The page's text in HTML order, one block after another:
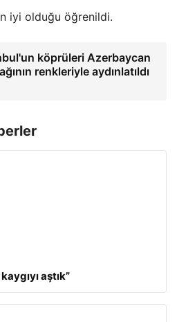
iyi olduğu öğrenildi.
köprüleri Azerbaycan
renkleriyle aydınlatıldı
aştık”